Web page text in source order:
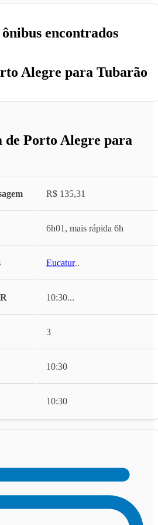
Alegre para Tubarão
ônibus encontrados
de Porto Alegre para
R$ 135,31
6h01, mais rápida 6h
Eucatur...
10:30...
3
10:30
10:30